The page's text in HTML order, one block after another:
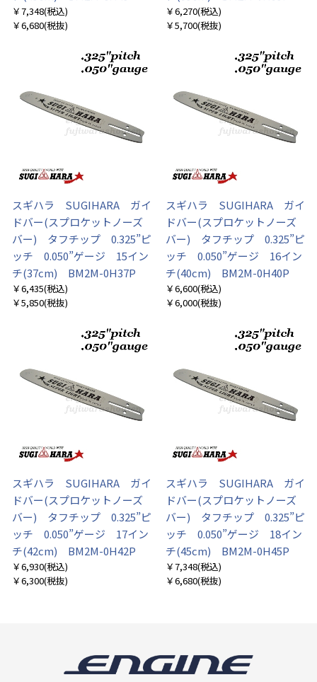
￥7,348(税込)
￥6,680(税抜)
￥6,270(税込)
￥5,700(税抜)
スギハラ SUGIHARA ガイ
ドバー(スプロケットノーズ
バー) タフチップ 0.325”ピ
ッチ 0.050”ゲージ 15イン
チ(37cm) BM2M-0H37P
￥6,435(税込)
￥5,850(税抜)
スギハラ SUGIHARA ガイ
ドバー(スプロケットノーズ
バー) タフチップ 0.325”ピ
ッチ 0.050”ゲージ 16イン
チ(40cm) BM2M-0H40P
￥6,600(税込)
￥6,000(税抜)
スギハラ SUGIHARA ガイ
ドバー(スプロケットノーズ
バー) タフチップ 0.325”ピ
ッチ 0.050”ゲージ 17イン
チ(42cm) BM2M-0H42P
￥6,930(税込)
￥6,300(税抜)
スギハラ SUGIHARA ガイ
ドバー(スプロケットノーズ
バー) タフチップ 0.325”ピ
ッチ 0.050”ゲージ 18イン
チ(45cm) BM2M-0H45P
￥7,348(税込)
￥6,680(税抜)